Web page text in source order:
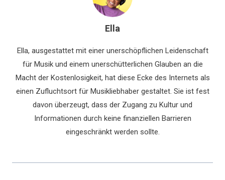
Ella
Ella, ausgestattet mit einer unerschöpflichen Leidenschaft
für Musik und einem unerschütterlichen Glauben an die
Macht der Kostenlosigkeit, hat diese Ecke des Internets als
einen Zufluchtsort für Musikliebhaber gestaltet. Sie ist fest
davon überzeugt, dass der Zugang zu Kultur und
Informationen durch keine finanziellen Barrieren
eingeschränkt werden sollte.